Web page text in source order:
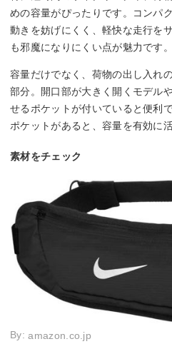
めの容量がぴったりです。コンパ
動きを妨げにくく、軽快な走行を
も邪魔になりにくい点が魅力です。
容量だけでなく、荷物の出し入れ
部分。開口部が大きく開くモデル
せるポケットが付いていると便利
ポケットがあると、容量を有効に
素材をチェック
By:amazon.co.jp